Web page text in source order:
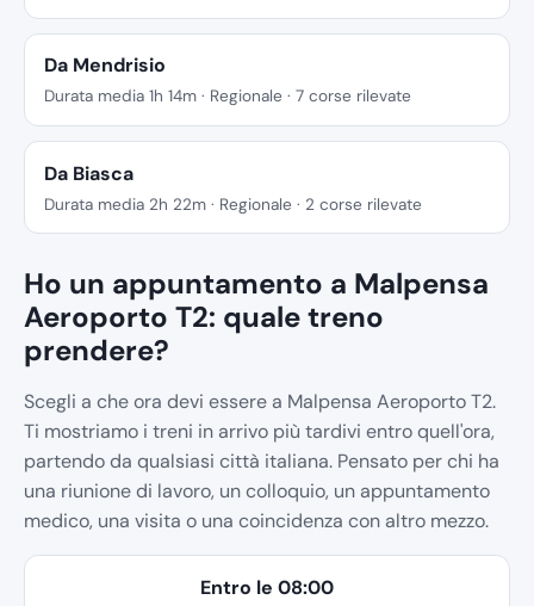
Da Mendrisio
Durata media 1h 14m · Regionale · 7 corse rilevate
Da Biasca
Durata media 2h 22m · Regionale · 2 corse rilevate
Ho un appuntamento a Malpensa
Aeroporto T2: quale treno
prendere?
Scegli a che ora devi essere a Malpensa Aeroporto T2.
Ti mostriamo i treni in arrivo più tardivi entro quell'ora,
partendo da qualsiasi città italiana. Pensato per chi ha
una riunione di lavoro, un colloquio, un appuntamento
medico, una visita o una coincidenza con altro mezzo.
Entro le 08:00